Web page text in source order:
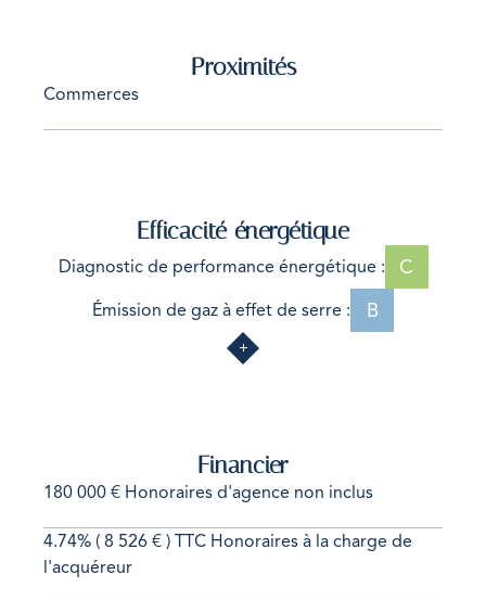
Proximités
Commerces
Efficacité énergétique
Diagnostic de performance énergétique : C
Émission de gaz à effet de serre : B
Financier
180 000 € Honoraires d'agence non inclus
4.74% ( 8 526 € ) TTC Honoraires à la charge de
l'acquéreur